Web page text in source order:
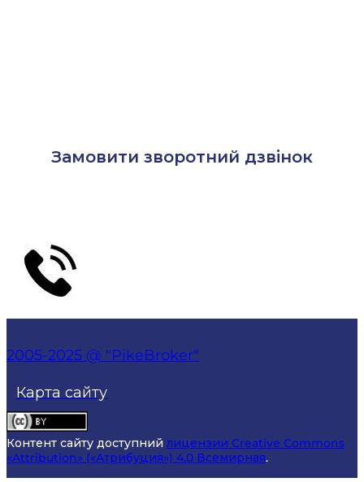
Замовити зворотний дзвінок
2005-2025 @ "PikeBroker"
Карта сайту
Контент сайту доступний лицензии Creative Commons
«Attribution» («Атрибуция») 4.0 Всемирная.